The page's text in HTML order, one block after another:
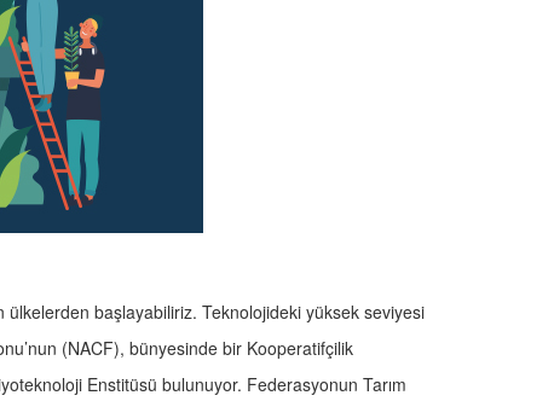
başlayabiliriz. Teknolojideki yüksek seviyesi
(NACF), bünyesinde bir Kooperatifçilik
Enstitüsü bulunuyor. Federasyonun Tarım